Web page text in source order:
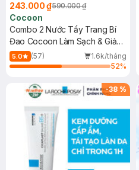
243.000 ₫590.000 ₫
Cocoon
Combo 2 Nước Tẩy Trang Bí
Đao Cocoon Làm Sạch & Giảm
Dầu 500ml
5.0 (57)
1.6k/tháng
52%
-38 %